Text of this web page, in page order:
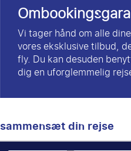
Vi tager hånd om alle
vores eksklusive tilbud,
fly. Du kan desuden
dig en uforglemmelig
sammensæt din rejse